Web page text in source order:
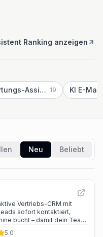
Ranking anzeigen
KI-Bewertungs-Assistent 19 KI E-
Neu Beliebt
Vertriebs-CRM mit
sofort kontaktiert,
bucht – damit dein Team
5.0